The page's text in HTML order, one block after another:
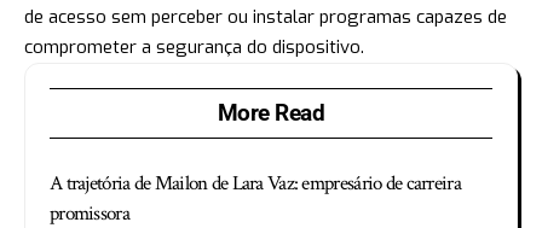
de acesso sem perceber ou instalar programas capazes de
comprometer a segurança do dispositivo.
More Read
A trajetória de Mailon de Lara Vaz: empresário de carreira
promissora